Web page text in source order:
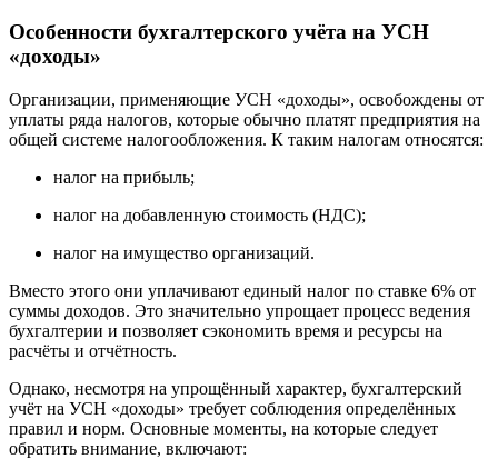
Особенности бухгалтерского учёта на УСН
«доходы»
Организации, применяющие УСН «доходы», освобождены от
уплаты ряда налогов, которые обычно платят предприятия на
общей системе налогообложения. К таким налогам относятся:
налог на прибыль;
налог на добавленную стоимость (НДС);
налог на имущество организаций.
Вместо этого они уплачивают единый налог по ставке 6% от
суммы доходов. Это значительно упрощает процесс ведения
бухгалтерии и позволяет сэкономить время и ресурсы на
расчёты и отчётность.
Однако, несмотря на упрощённый характер, бухгалтерский
учёт на УСН «доходы» требует соблюдения определённых
правил и норм. Основные моменты, на которые следует
обратить внимание, включают: